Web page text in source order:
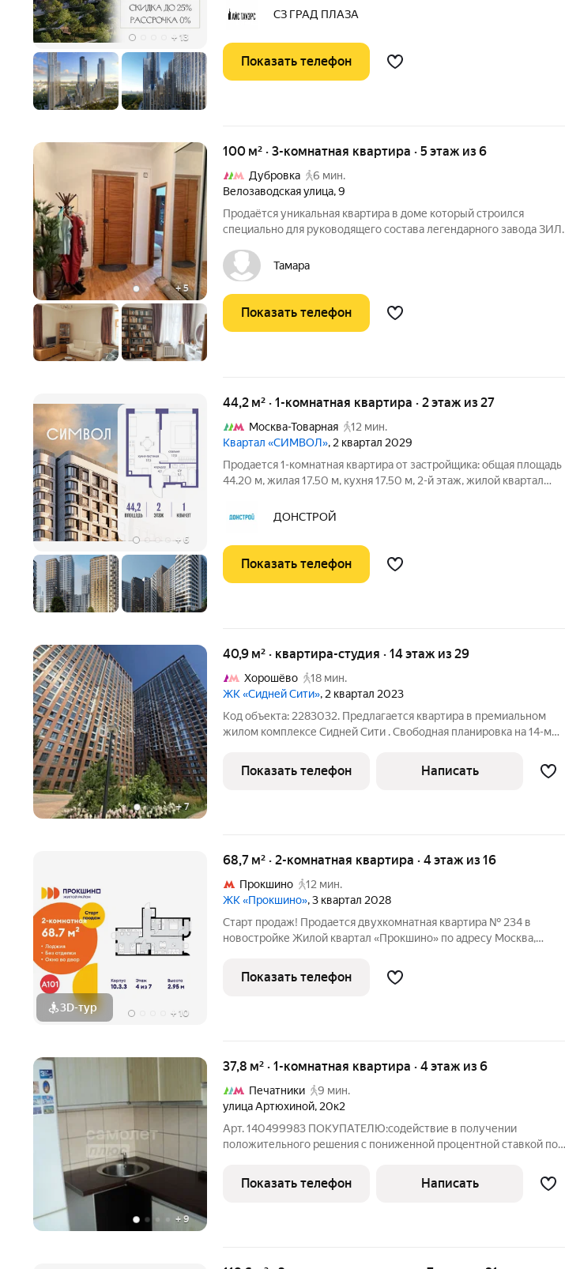
+ 13
28 этаже, 58.3 кв.м, в премиальном жилом комплексе «Айс
СЗ ГРАД ПЛАЗА
Показать телефон
+5
100 м² · 3-комнатная квартира · 5 этаж из 6
Дубровка
6 мин.
Велозаводская улица,9
Продаётся уникальная квартира в доме который строился
специально для руководящего состава легендарного завода ЗИЛ:
Квартира светлая и очень просторная. Окна выходят сразу на три
стороны: на
Тамара
Показать телефон
+ 6
44,2 м² · 1-комнатная квартира · 2 этаж из 27
Москва-Товарная
12 мин.
Квартал «СИМВОЛ», 2 квартал 2029
Продается 1-комнатная квартира от застройщика: общая площадь
44.20 м, жилая 17.50 м, кухня 17.50 м, 2-й этаж, жилой квартал
Позвоните сейчас и забронируйте квартиру! Квартал
ДОНСТРОЙ
Показать телефон
+7
40,9 м² · квартира-студия · 14 этаж из 29
Хорошёво
18 мин.
ЖК «Сидней Сити», 2 квартал 2023
Код объекта: 2283032. Предлагается квартира в премиальном
жилом комплексе Сидней Сити . Свободная планировка на 14-м
набережной отличная база для стильной квартиры с ощущением
воздуха и света:
Показать телефон Написать
3D-тур + 10
68,7 м² · 2-комнатная квартира · 4 этаж из 16
Прокшино
12 мин.
ЖК «Прокшино», 3 квартал 2028
Старт продаж! Продается двухкомнатная квартира № 234 в
новостройке Жилой квартал «Прокшино» по адресу Москва,
Новомосковский административный округ, район Коммунарка, ЖК
Прокшино, 7.1.3. Общая площадь
Показать телефон
+ 9
37,8 м² · 1-комнатная квартира · 4 этаж из 6
Печатники
9 мин.
улица Артюхиной, 20к2
Арт. 140499983 ПОКУПАТЕЛЮ:содействие в получении
положительного решения с пониженной процентной ставкой по
сопровождение сделки под ключ ; безопасные расчёты,
юридическая и финансовая
Показать телефон Написать